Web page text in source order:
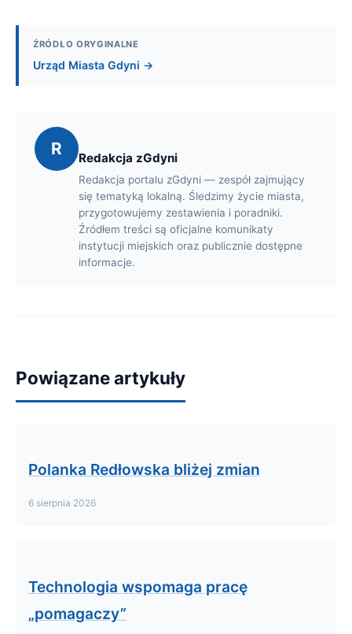
ŹRÓDŁO ORYGINALNE
Urząd Miasta Gdyni →
R Redakcja zGdyni
Redakcja portalu zGdyni — zespół zajmujący
się tematyką lokalną. Śledzimy życie miasta,
przygotowujemy zestawienia i poradniki.
Źródłem treści są oficjalne komunikaty
instytucji miejskich oraz publicznie dostępne
informacje.
Powiązane artykuły
Polanka Redłowska bliżej zmian
6 sierpnia 2026
Technologia wspomaga pracę
„pomagaczy”